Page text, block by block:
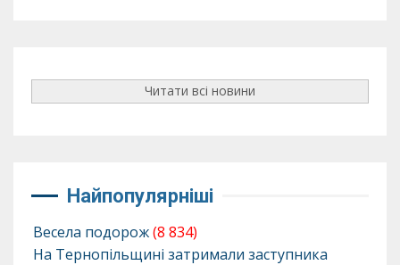
Читати всі новини
Найпопулярніші
Весела подорож(8 834)
На Тернопільщині затримали заступника